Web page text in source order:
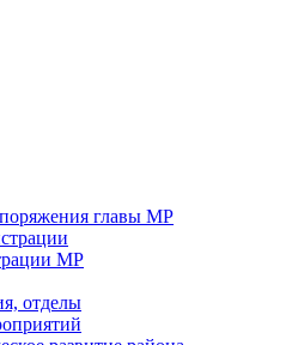
главы МР
МР
отделы